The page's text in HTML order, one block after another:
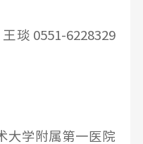
王琰 0551-6228329
大学附属第一医院